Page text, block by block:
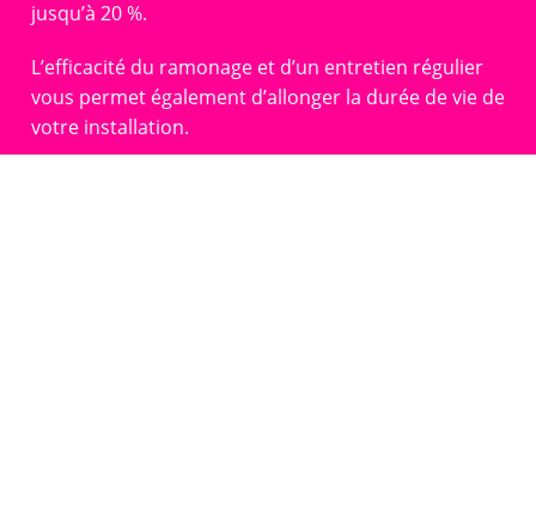
jusqu’à 20 %.
L’efficacité du ramonage et d’un entretien régulier
vous permet également d’allonger la durée de vie de
votre installation.